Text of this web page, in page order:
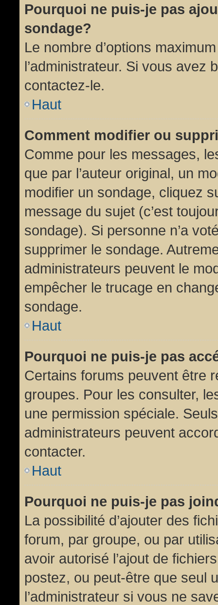
Pourquoi ne puis-je pas
sondage?
Le nombre d’options
l’administrateur. Si vous avez
contactez-le.
Haut
Comment modifier ou
Comme pour les messages,
que par l’auteur original, un
modifier un sondage, cliquez
message du sujet (c’est
sondage). Si personne n’a
supprimer le sondage.
administrateurs peuvent le
empêcher le trucage en
sondage.
Haut
Pourquoi ne puis-je pas
Certains forums peuvent être
groupes. Pour les consulter,
une permission spéciale.
administrateurs peuvent
contacter.
Haut
Pourquoi ne puis-je pas
La possibilité d’ajouter des
forum, par groupe, ou par
avoir autorisé l’ajout de
postez, ou peut-être que seul
l’administrateur si vous ne